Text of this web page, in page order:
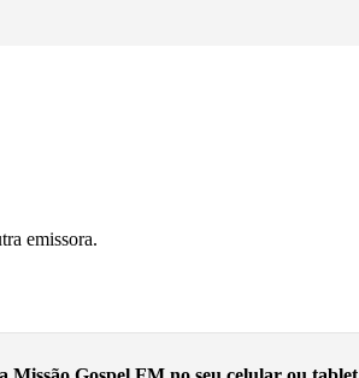
emissora.